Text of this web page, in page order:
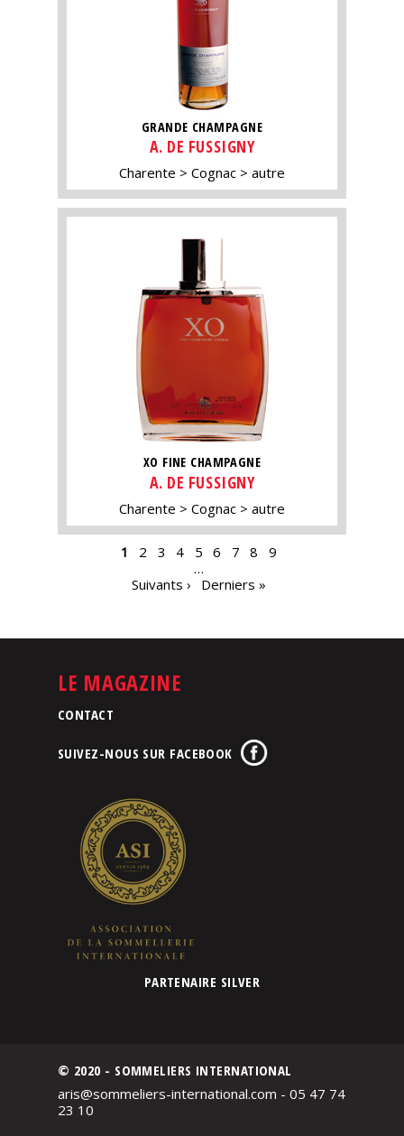
GRANDE CHAMPAGNE
A. DE FUSSIGNY
Charente Cognac autre
XO FINE CHAMPAGNE
A. DE FUSSIGNY
Charente Cognac autre
1 2 3 4 5 6 7 8
9
…
Suivants ›
Derniers »
LE MAGAZINE
CONTACT
SUIVEZ-NOUS SUR FACEBOOK
PARTENAIRE SILVER
© 2020 - SOMMELIERS INTERNATIONAL
aris@sommeliers-international.com - 05 47 74
23 10